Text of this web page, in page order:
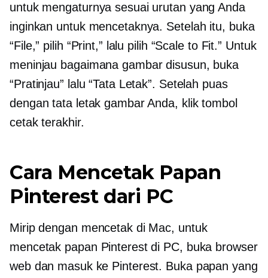
untuk mengaturnya sesuai urutan yang Anda
inginkan untuk mencetaknya. Setelah itu, buka
“File,” pilih “Print,” lalu pilih “Scale to Fit.” Untuk
meninjau bagaimana gambar disusun, buka
“Pratinjau” lalu “Tata Letak”. Setelah puas
dengan tata letak gambar Anda, klik tombol
cetak terakhir.
Cara Mencetak Papan
Pinterest dari PC
Mirip dengan mencetak di Mac, untuk
mencetak papan Pinterest di PC, buka browser
web dan masuk ke Pinterest. Buka papan yang